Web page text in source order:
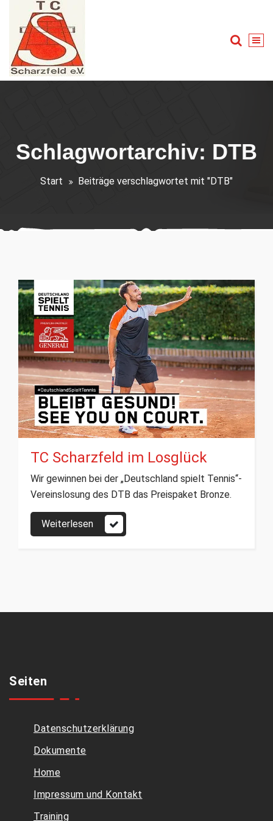
springen
Schlagwortarchiv: DTB
Start Beiträge verschlagwortet mit "DTB"
TC Scharzfeld im Losglück
Wir gewinnen bei der „Deutschland spielt Tennis“-
Vereinslosung des DTB das Preispaket Bronze.
Weiterlesen
Seiten
Datenschutzerklärung
Dokumente
Home
Impressum und Kontakt
Training